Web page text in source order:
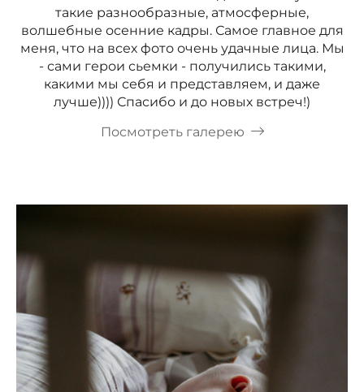
такие разнообразные, атмосферные,
волшебные осенние кадры. Самое главное для
меня, что на всех фото очень удачные лица. Мы
- сами герои сьемки - получились такими,
какими мы себя и представляем, и даже
лучше)))) Спасибо и до новых встреч!)
Посмотреть галерею